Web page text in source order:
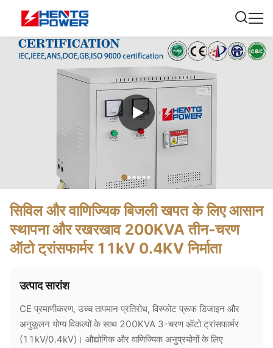
सिविल और वाणिज्यिक बिजली खपत के लिए आसान
स्थापना और रखरखाव 200KVA तीन-चरण
ऑटो ट्रांसफार्मर 11kV 0.4KV निर्माता
उत्पाद सारांश
CE प्रमाणीकरण, उच्च तापमान प्रतिरोध, विस्फोट प्रूफ डिजाइन और
अनुकूलन योग्य विकल्पों के साथ 200KVA 3-चरण ऑटो ट्रांसफार्मर
(11kV/0.4kV)। औद्योगिक और वाणिज्यिक अनुप्रयोगों के लिए